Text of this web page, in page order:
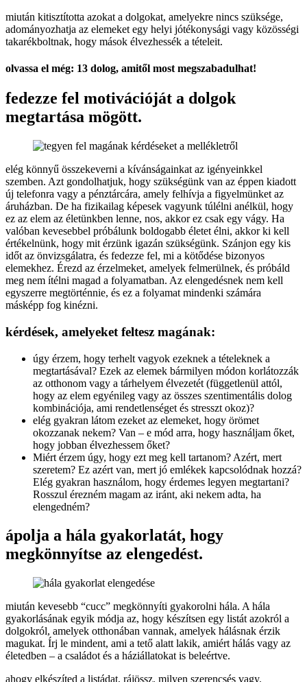
miután kitisztította azokat a dolgokat, amelyekre nincs szüksége,
adományozhatja az elemeket egy helyi jótékonysági vagy közösségi
takarékboltnak, hogy mások élvezhessék a tételeit.
olvassa el még: 13 dolog, amitől most megszabadulhat!
fedezze fel motivációját a dolgok
megtartása mögött.
elég könnyű összekeverni a kívánságainkat az igényeinkkel
szemben. Azt gondolhatjuk, hogy szükségünk van az éppen kiadott
új telefonra vagy a pénztárcára, amely felhívja a figyelmünket az
áruházban. De ha fizikailag képesek vagyunk túlélni anélkül, hogy
ez az elem az életünkben lenne, nos, akkor ez csak egy vágy. Ha
valóban kevesebbel próbálunk boldogabb életet élni, akkor ki kell
értékelnünk, hogy mit érzünk igazán szükségünk. Szánjon egy kis
időt az önvizsgálatra, és fedezze fel, mi a kötődése bizonyos
elemekhez. Érezd az érzelmeket, amelyek felmerülnek, és próbáld
meg nem ítélni magad a folyamatban. Az elengedésnek nem kell
egyszerre megtörténnie, és ez a folyamat mindenki számára
másképp fog kinézni.
kérdések, amelyeket feltesz magának:
úgy érzem, hogy terhelt vagyok ezeknek a tételeknek a
megtartásával? Ezek az elemek bármilyen módon korlátozzák
az otthonom vagy a tárhelyem élvezetét (függetlenül attól,
hogy az elem egyénileg vagy az összes szentimentális dolog
kombinációja, ami rendetlenséget és stresszt okoz)?
elég gyakran látom ezeket az elemeket, hogy örömet
okozzanak nekem? Van – e mód arra, hogy használjam őket,
hogy jobban élvezhessem őket?
Miért érzem úgy, hogy ezt meg kell tartanom? Azért, mert
szeretem? Ez azért van, mert jó emlékek kapcsolódnak hozzá?
Elég gyakran használom, hogy érdemes legyen megtartani?
Rosszul érezném magam az iránt, aki nekem adta, ha
elengedném?
ápolja a hála gyakorlatát, hogy
megkönnyítse az elengedést.
miután kevesebb “cucc” megkönnyíti gyakorolni hála. A hála
gyakorlásának egyik módja az, hogy készítsen egy listát azokról a
dolgokról, amelyek otthonában vannak, amelyek hálásnak érzik
magukat. Írj le mindent, ami a tető alatt lakik, amiért hálás vagy az
életedben – a családot és a háziállatokat is beleértve.
ahogy elkészíted a listádat, rájössz, milyen szerencsés vagy.